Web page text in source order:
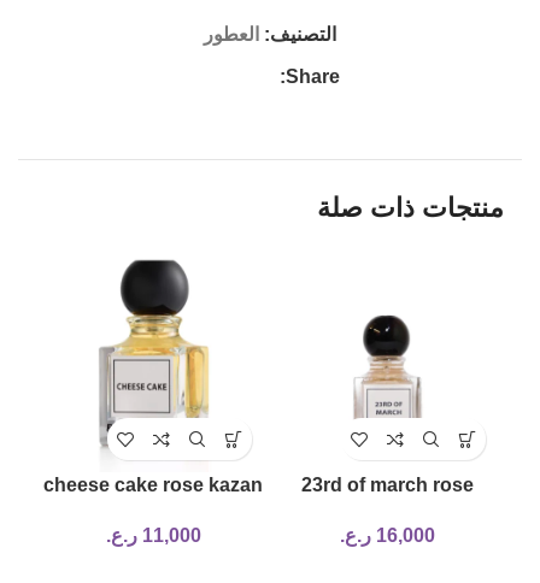
التصنيف: العطور
Share:
منتجات ذات صلة
23rd of march rose
16,000 ر.ع.
cheese cake rose kazan
11,000 ر.ع.